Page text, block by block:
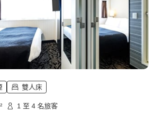
雙人床
1 至 4 名旅客